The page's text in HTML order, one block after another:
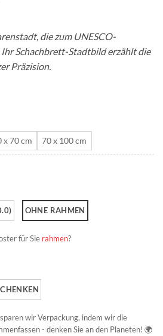
die zum UNESCO-
Schachbrett-Stadtbild erzählt die
Präzision.
x 70 cm 70 x 100 cm
OHNE RAHMEN
für Sie rahmen?
wir Verpackung, indem wir die
- denken Sie an den Planeten! 🌍